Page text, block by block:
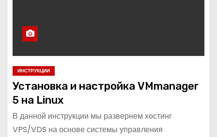
ИНСТРУКЦИИ
Установка и настройка VMmanager
5 на Linux
В данной инструкции мы развернем хостинг
VPS/VDS на основе системы управления